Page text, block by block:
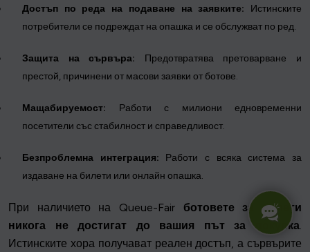
Достъп по реда на подаване на заявките: Истинските
потребители се подреждат на опашка и се обслужват по ред.
Защита на сървъра: Предотвратява претоварване и
престой, причинени от масови заявки от ботове.
Мащабируемост: Работи с милиони едновременни
посетители със стабилност и справедливост.
Безпроблемна интеграция: Работи с всяка система за
издаване на билети или онлайн опашка.
При наличието на Queue-Fair ботовете за билети
никога не достигат до вашия път за покупка.
Истинските хора получават реален достъп, а сървърите